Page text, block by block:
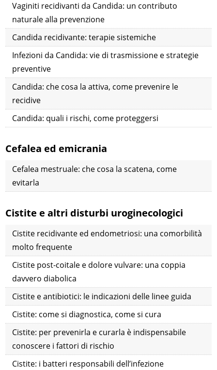
Vaginiti recidivanti da Candida: un contributo
naturale alla prevenzione
Candida recidivante: terapie sistemiche
Infezioni da Candida: vie di trasmissione e strategie
preventive
Candida: che cosa la attiva, come prevenire le
recidive
Candida: quali i rischi, come proteggersi
Cefalea ed emicrania
Cefalea mestruale: che cosa la scatena, come
evitarla
Cistite e altri disturbi uroginecologici
Cistite recidivante ed endometriosi: una comorbilità
molto frequente
Cistite post-coitale e dolore vulvare: una coppia
davvero diabolica
Cistite e antibiotici: le indicazioni delle linee guida
Cistite: come si diagnostica, come si cura
Cistite: per prevenirla e curarla è indispensabile
conoscere i fattori di rischio
Cistite: i batteri responsabili dell’infezione